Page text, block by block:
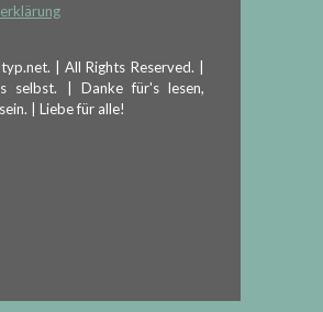
| All Rights Reserved. |
selbst. | Danke für's lesen,
| Liebe für alle!